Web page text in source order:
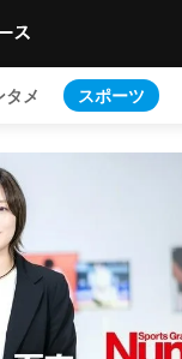
タメ スポーツ